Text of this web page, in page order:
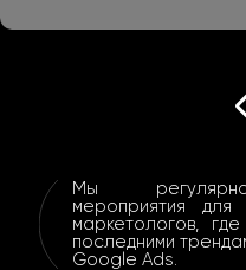
Мы
мероприятия для
маркетологов,
последними
Google Ads.